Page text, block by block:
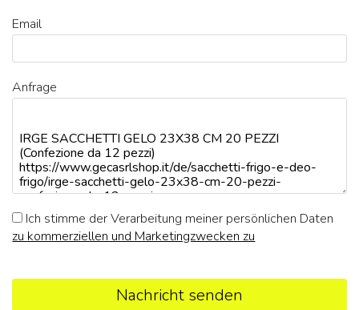
Email
Anfrage
Ich stimme der Verarbeitung meiner persönlichen Daten
zu kommerziellen und Marketingzwecken zu
Nachricht senden